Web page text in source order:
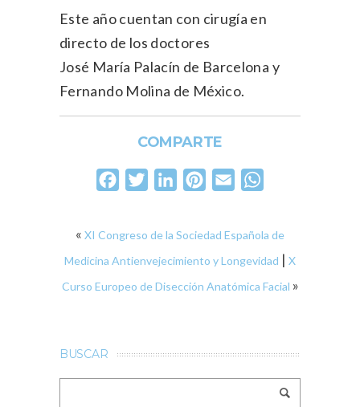
Este año cuentan con cirugía en
directo de los doctores
José María Palacín de Barcelona y
Fernando Molina de México.
COMPARTE
FacebookTwitterLinkedInPinterest
Email
« XI Congreso de la Sociedad Española de
Medicina Antienvejecimiento y Longevidad | X
Curso Europeo de Disección Anatómica Facial »
BUSCAR